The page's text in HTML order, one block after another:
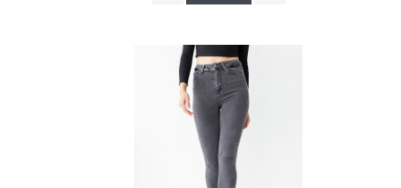
Наклейки Варіант з %